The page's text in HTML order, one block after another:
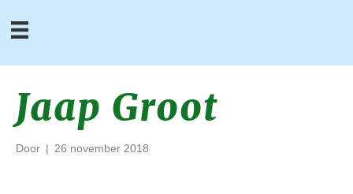
Jaap Groot
Door | 26 november 2018